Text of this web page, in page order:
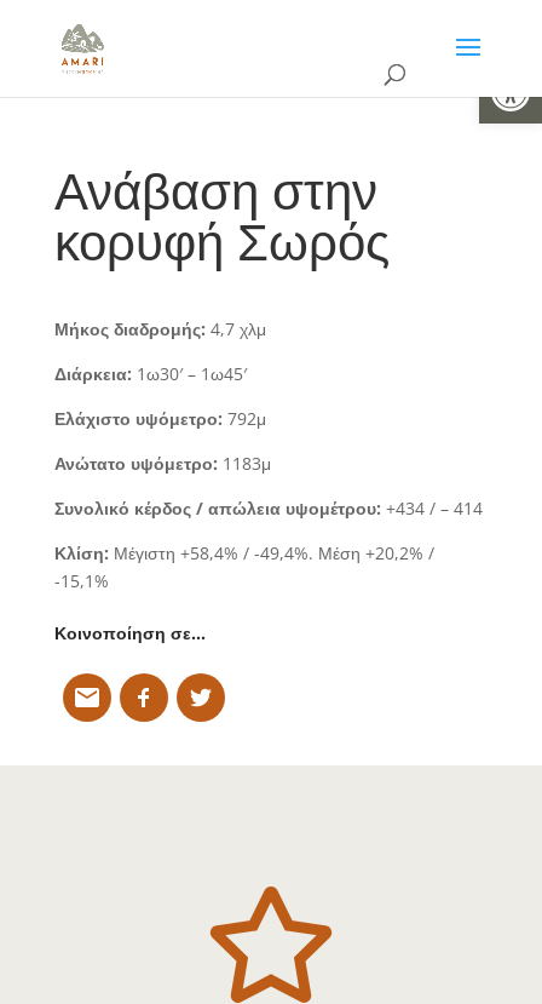
Ανάβαση στην
κορυφή Σωρός
Μήκος διαδρομής: 4,7 χλμ
Διάρκεια: 1ω30′ – 1ω45′
Ελάχιστο υψόμετρο: 792μ
Ανώτατο υψόμετρο: 1183μ
Συνολικό κέρδος / απώλεια υψομέτρου: +434 / – 414
Κλίση: Μέγιστη +58,4% / -49,4%. Μέση +20,2% /
-15,1%
Κοινοποίηση σε…
